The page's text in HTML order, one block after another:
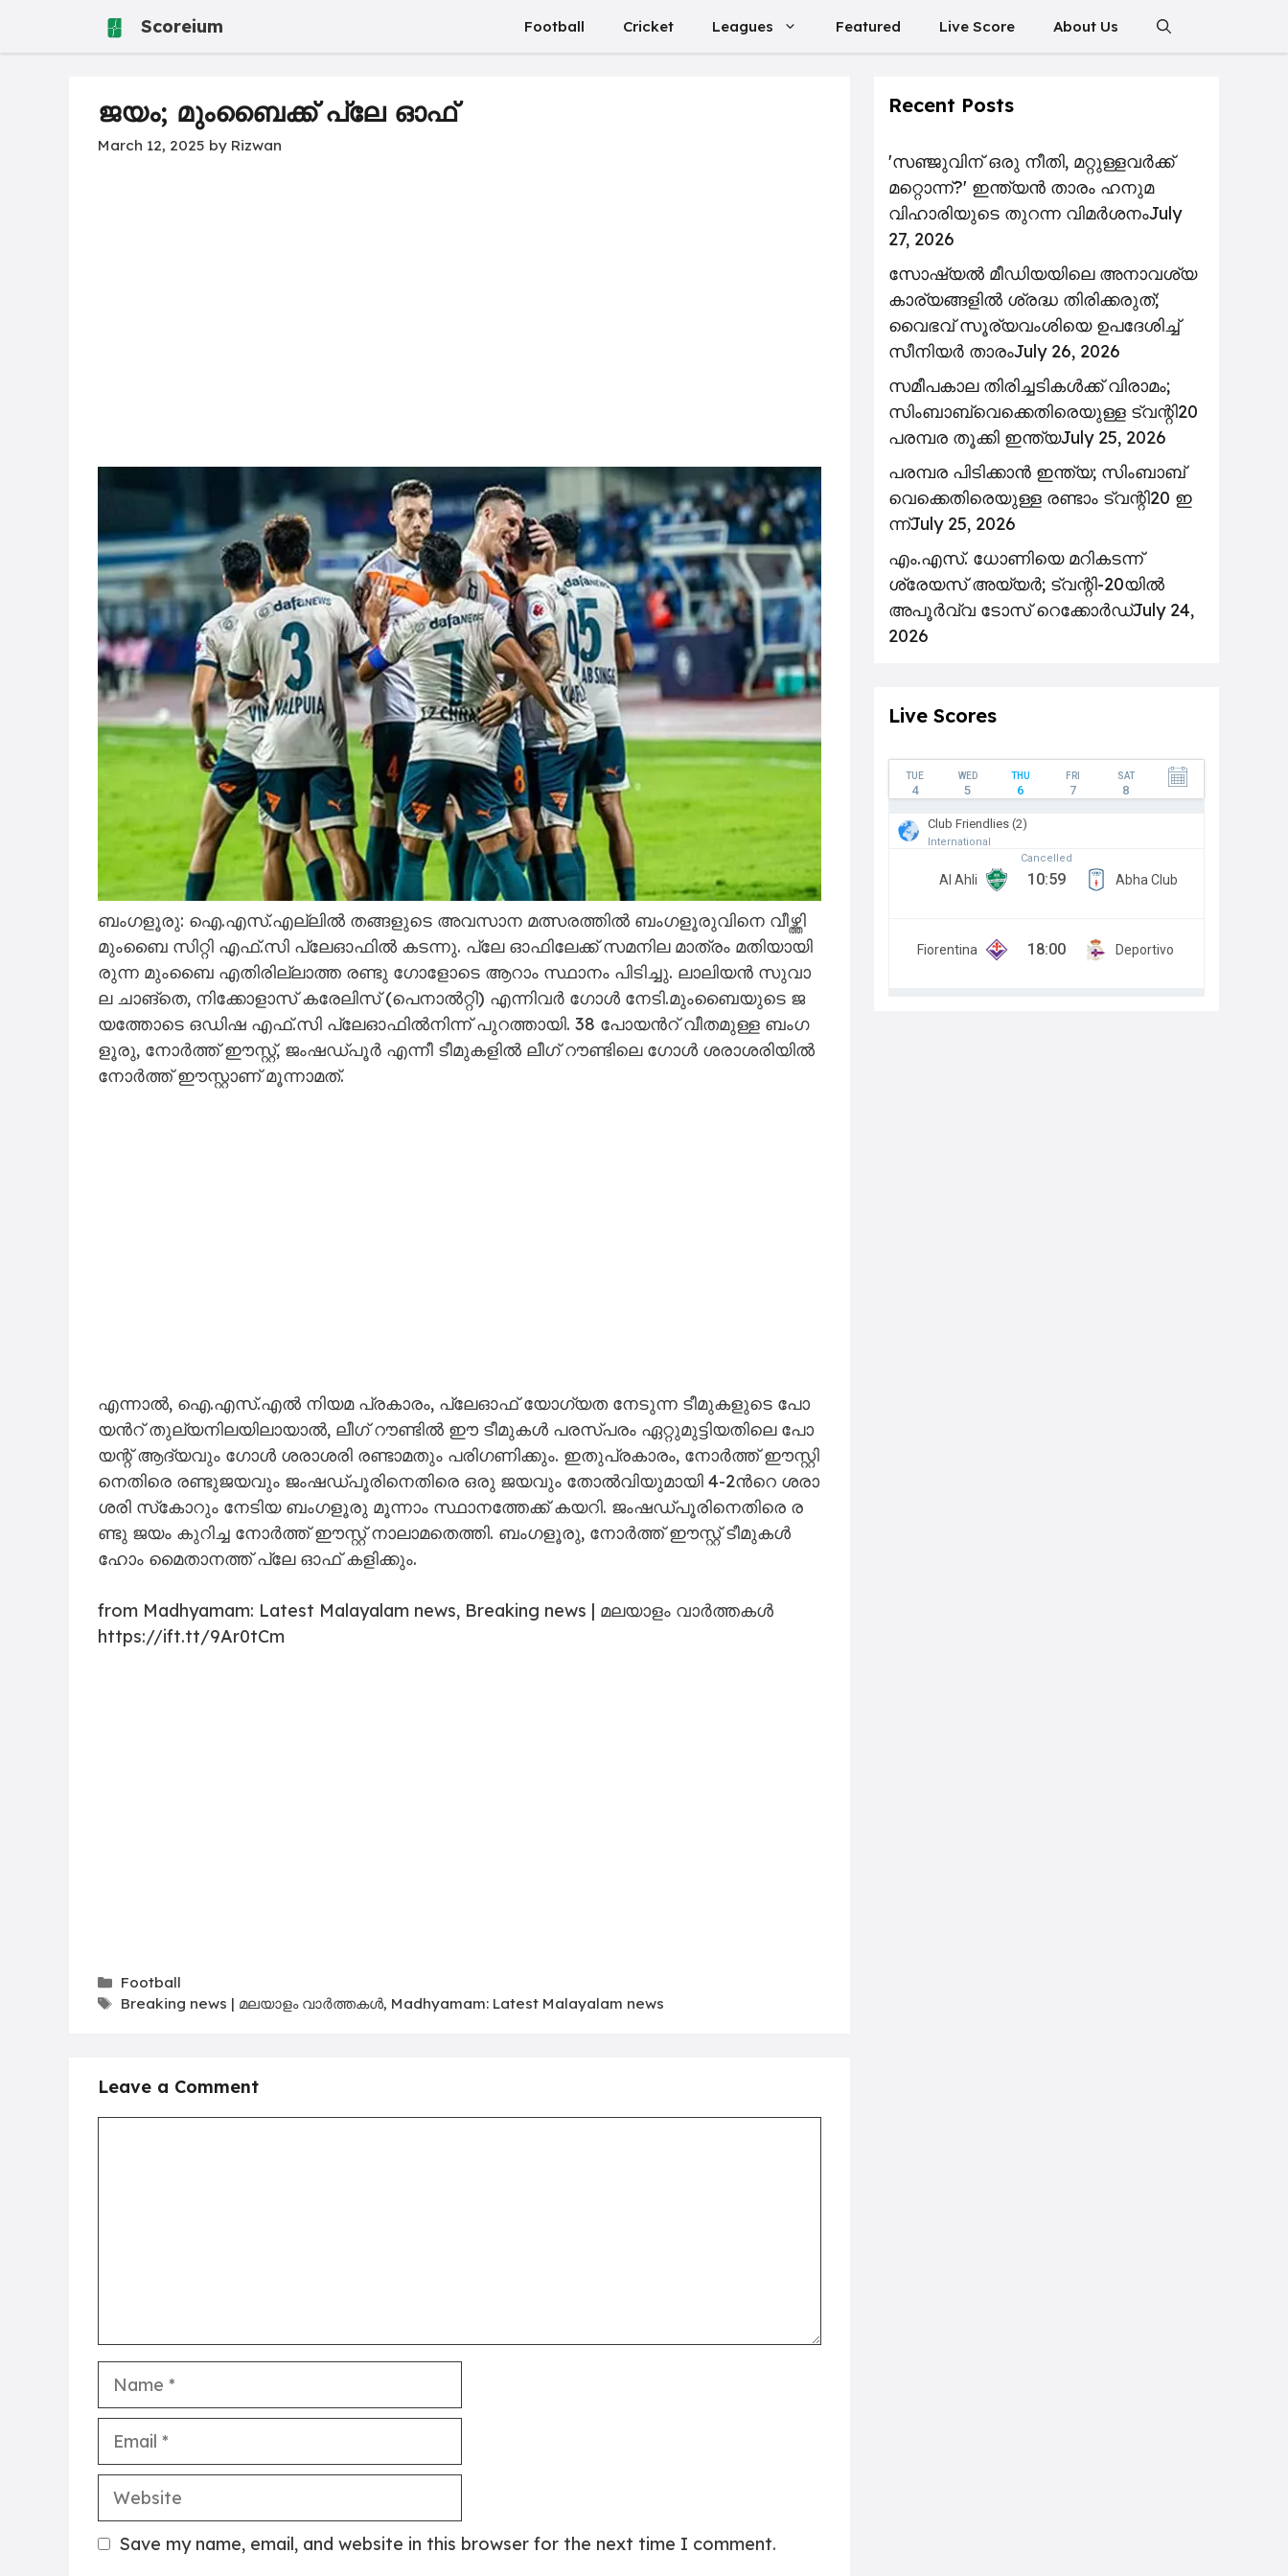
Scoreium Football Cricket Leagues Featured Live Score About Us
ജയം; മുംബൈക്ക്​ പ്ലേ ഓഫ്
March 12, 2025 by Rizwan
ബം​ഗ​ളൂ​രു: ഐ.​എ​സ്.​എ​ല്ലി​ൽ ത​ങ്ങ​ളു​ടെ അ​വ​സാ​ന മ​ത്സ​ര​ത്തി​ൽ ബം​ഗ​ളൂ​രു​വി​നെ വീ​ഴ്ത്തി
മും​ബൈ സി​റ്റി എ​ഫ്.​സി പ്ലേ​ഓ​ഫി​ൽ ക​ട​ന്നു. പ്ലേ ​ഓ​ഫി​ലേ​ക്ക്​ സ​മ​നി​ല മാ​ത്രം മ​തി​യാ​യി​
രു​ന്ന മും​ബൈ എ​തി​രി​ല്ലാ​ത്ത ര​ണ്ടു ഗോ​ളോ​ടെ ആ​റാം സ്ഥാ​നം പി​ടി​ച്ചു. ലാ​ലി​യ​ൻ സു​വാ​
ല ചാ​ങ്​​തെ, നി​ക്കോ​ളാ​സ്​ ക​രേ​ലി​സ്​ (പെ​നാ​ൽ​റ്റി) എ​ന്നി​വ​ർ ഗോ​ൾ നേ​ടി.മും​ബൈ​യു​ടെ ജ​
യ​ത്തോ​ടെ ഒ​ഡി​ഷ എ​ഫ്.​സി പ്ലേ​ഓ​ഫി​ൽ​നി​ന്ന്​ പു​റ​ത്താ​യി. 38 പോ​യ​ന്‍റ്​ വീ​ത​മു​ള്ള ബം​ഗ​
ളൂ​രു, നോ​ർ​ത്ത്​ ഈ​സ്റ്റ്, ജം​ഷ​ഡ്​​പൂ​ർ എ​ന്നീ ടീ​മു​ക​ളി​ൽ ലീ​ഗ്​ റൗ​ണ്ടി​ലെ ഗോ​ൾ ശ​രാ​ശ​രി​യി​ൽ
നോ​ർ​ത്ത്​ ഈ​സ്റ്റാ​ണ്​ മൂ​ന്നാ​മ​ത്.
എ​ന്നാ​ൽ, ഐ.​എ​സ്.​എ​ൽ നി​യ​മ പ്ര​കാ​രം, പ്ലേ​ഓ​ഫ്​ യോ​ഗ്യ​ത നേ​ടു​ന്ന ടീ​മു​ക​ളു​ടെ പോ​
യ​ന്‍റ്​ തു​ല്യ​നി​ല​യി​ലാ​യാ​ൽ, ലീ​ഗ്​ റൗ​ണ്ടി​ൽ ഈ ​ടീ​മു​ക​ൾ പ​ര​സ്പ​രം ഏ​റ്റു​മു​ട്ടി​യ​തി​ലെ പോ​
യ​ന്റ്​ ആ​ദ്യ​വും ഗോ​ൾ ശ​രാ​ശ​രി ര​ണ്ടാ​മ​തും പ​രി​ഗ​ണി​ക്കും. ഇ​തു​പ്ര​കാ​രം, നോ​ർ​ത്ത്​ ഈ​സ്റ്റി​
നെ​തി​രെ ര​ണ്ടു​ജ​യ​വും ജം​ഷ​ഡ്പൂ​രി​നെ​തി​രെ ഒ​രു ജ​യ​വും തോ​ൽ​വി​യു​മാ​യി 4-2ന്‍റെ ശ​രാ​
ശ​രി​ സ്​​കോ​റും നേ​ടി​യ ബം​ഗ​ളൂ​രു മൂ​ന്നാം സ്ഥാ​ന​ത്തേ​ക്ക്​ ക​യ​റി. ജം​ഷ​ഡ്പൂ​രി​നെ​തി​രെ ര​
ണ്ടു ജ​യം കു​റി​ച്ച നോ​ർ​ത്ത്​ ഈ​സ്റ്റ്​ നാ​ലാ​മ​തെ​ത്തി. ബം​ഗ​ളൂ​രു, നോ​ർ​ത്ത്​ ഈ​സ്റ്റ്​ ടീ​മു​ക​ൾ
ഹോം ​മൈ​താ​ന​ത്ത്​ പ്ലേ ​ഓ​ഫ്​ ക​ളി​ക്കും.
from Madhyamam: Latest Malayalam news, Breaking news | മലയാളം വാർത്തകൾ
https://ift.tt/9Ar0tCm
Categories
Football
Tags
Breaking news | മലയാളം വാർത്തകൾ, Madhyamam: Latest Malayalam news
Leave a Comment
Name
Email
Website
Save my name, email, and website in this browser for the next time I comment.
Recent Posts
'സഞ്ജുവിന് ഒരു നീതി, മറ്റുള്ളവർക്ക്
മറ്റൊന്ന്?' ഇന്ത്യൻ താരം ഹനുമ
വിഹാരിയുടെ തുറന്ന വിമർശനംJuly
27, 2026
സോഷ്യൽ മീഡിയയിലെ അനാവശ്യ
കാര്യങ്ങളിൽ ശ്രദ്ധ തിരിക്കരുത്;
വൈഭവ് സൂര്യവംശിയെ ഉപദേശിച്ച്
സീനിയർ താരംJuly 26, 2026
സമീപകാല തിരിച്ചടികൾക്ക് വിരാമം;
സിംബാബ്‌വെക്കെതിരെയുള്ള ട്വന്റി20
പരമ്പര തൂക്കി ഇന്ത്യJuly 25, 2026
പ​ര​മ്പ​ര പി​ടി​ക്കാ​ൻ ഇ​ന്ത്യ; സിം​ബാ​ബ്​
‍വെക്കെതിരെയുള്ള ര​ണ്ടാം ട്വ​ന്റി20 ഇ​
ന്ന്July 25, 2026
എം.എസ്. ധോണിയെ മറികടന്ന്
ശ്രേയസ് അയ്യർ; ട്വന്റി-20യിൽ
അപൂർവ്വ ടോസ് റെക്കോർഡ്July 24,
2026
Live Scores
TUE
4
WED
5
THU
6
FRI
7
SAT
8
Club Friendlies (2)
International
Al Ahli
Cancelled
10:59 Abha Club
Fiorentina 18:00 Deportivo